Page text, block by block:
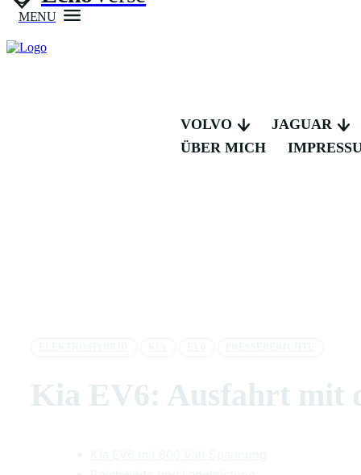
MENU
VOLVO JAGUAR
ÜBER MICH
Kia EV6: Ausfahrt mit